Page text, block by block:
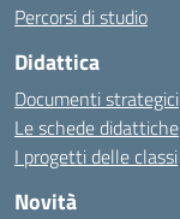
Percorsi di studio
Didattica
Documenti strategici
Le schede didattiche
I progetti delle classi
Novità